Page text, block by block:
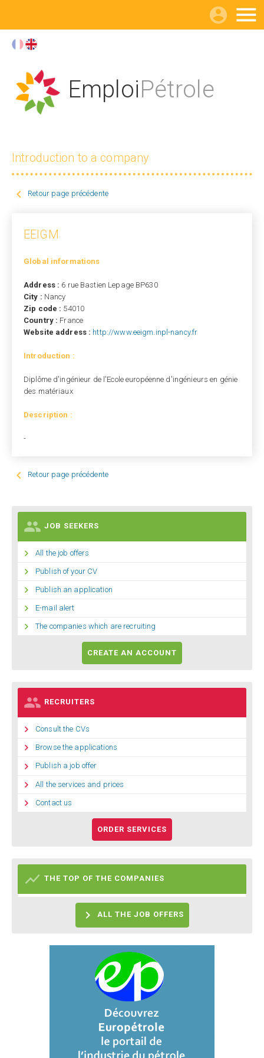

EmploiPétrole
Introduction to a company
 Retour page précédente
EEIGM
Global informations
Address : 6 rue Bastien Lepage BP630
City : Nancy
Zip code : 54010
Country : France
Website address : http://www.eeigm.inpl-nancy.fr
Introduction :
Diplôme d'ingénieur de l'Ecole européenne d'ingénieurs en génie
des matériaux
Description :
-
 Retour page précédente
 JOB SEEKERS
 All the job offers
 Publish of your CV
 Publish an application
 E-mail alert
 The companies which are recruiting
CREATE AN ACCOUNT
 RECRUITERS
 Consult the CVs
 Browse the applications
 Publish a job offer
 All the services and prices
 Contact us
ORDER SERVICES
 THE TOP OF THE COMPANIES
 ALL THE JOB OFFERS